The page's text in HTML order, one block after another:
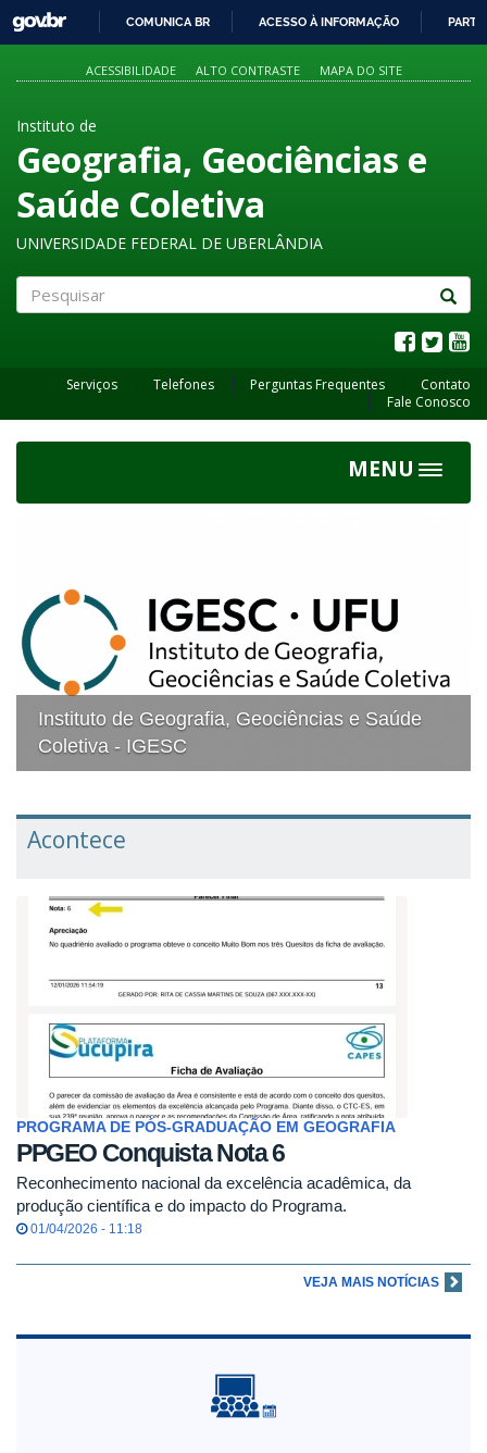
PARA
O
GOVBR
COMUNICA BR ACESSO À INFORMAÇÃO
ACESSIBILIDADE ALTO CONTRASTE MAPA DO SITE
Instituto de
Geografia, Geociências e
Saúde Coletiva
UNIVERSIDADE FEDERAL DE UBERLÂNDIA
Serviços Telefones Perguntas Frequentes
Contato
Fale Conosco
MENU
Toggle
Instituto de Geografia, Geociências e Saúde
Coletiva - IGESC
Acontece
PROGRAMA DE PÓS-GRADUAÇÃO EM GEOGRAFIA
PPGEO Conquista Nota 6
Reconhecimento nacional da excelência acadêmica, da
produção científica e do impacto do Programa.
01/04/2026 - 11:18
VEJA MAIS NOTÍCIAS